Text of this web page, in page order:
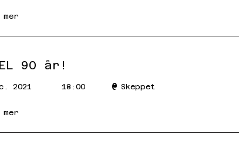
90 år!
2021 18:00 @ Skeppet